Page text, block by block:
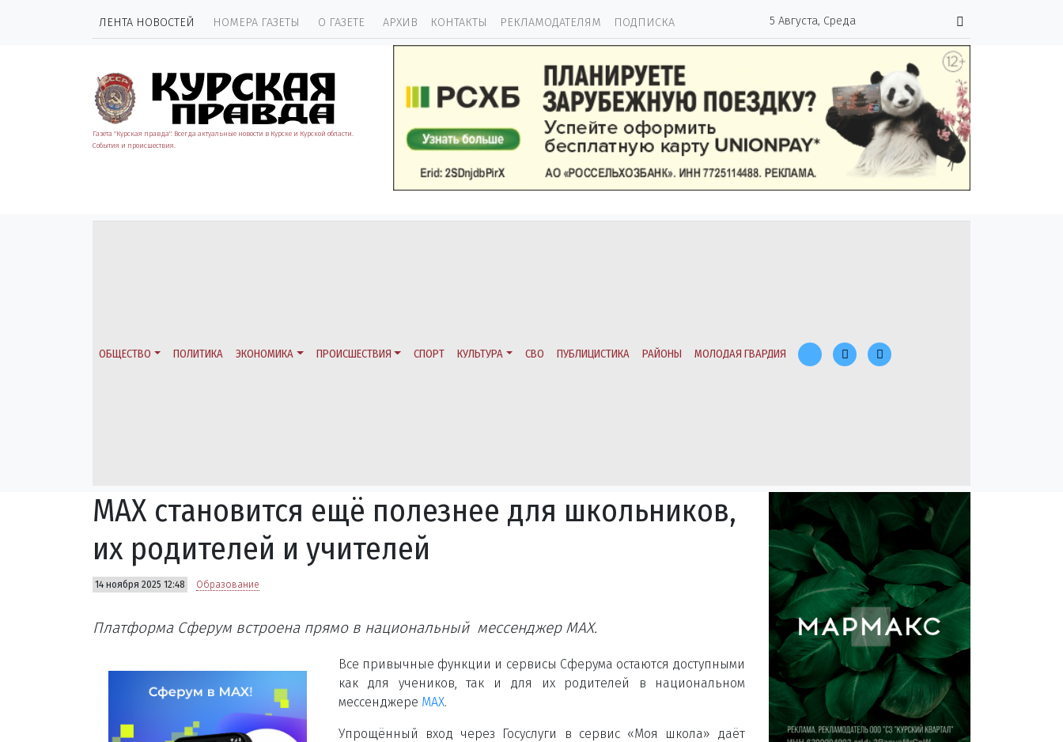
ЛЕНТА НОВОСТЕЙ НОМЕРА ГАЗЕТЫ О ГАЗЕТЕ АРХИВ КОНТАКТЫ РЕКЛАМОДАТЕЛЯМ ПОДПИСКА 5 Августа, Среда
Газета "Курская правда". Всегда актуальные новости в Курске и Курской области.
События и происшествия.
ОБЩЕСТВО ПОЛИТИКА ЭКОНОМИКА ПРОИСШЕСТВИЯ СПОРТ КУЛЬТУРА СВО ПУБЛИЦИСТИКА РАЙОНЫ МОЛОДАЯ ГВАРДИЯ
MAX становится ещё полезнее для школьников,
их родителей и учителей
14 ноября 2025 12:48 Образование
Платформа Сферум встроена прямо в национальный мессенджер MAX.
Все привычные функции и сервисы Сферума остаются доступными
как для учеников, так и для их родителей в национальном
мессенджере МАХ.
Упрощённый вход через Госуслуги в сервис «Моя школа» даёт